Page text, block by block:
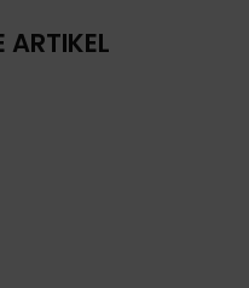
ARTIKEL